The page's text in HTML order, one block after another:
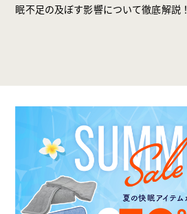
眠不足の及ぼす影響について徹底解説！